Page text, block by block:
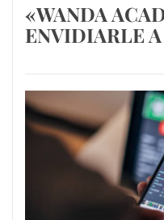
«WANDA
ENVIDIARLE